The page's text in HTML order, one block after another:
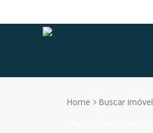
Home Buscar imóvel